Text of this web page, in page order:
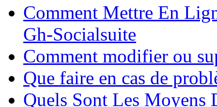
Comment Mettre En
Gh-Socialsuite
Comment modifier ou
Que faire en cas de
Quels Sont Les Moyens